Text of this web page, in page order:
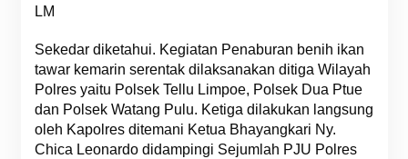
LM
Sekedar diketahui. Kegiatan Penaburan benih ikan
tawar kemarin serentak dilaksanakan ditiga Wilayah
Polres yaitu Polsek Tellu Limpoe, Polsek Dua Ptue
dan Polsek Watang Pulu. Ketiga dilakukan langsung
oleh Kapolres ditemani Ketua Bhayangkari Ny.
Chica Leonardo didampingi Sejumlah PJU Polres